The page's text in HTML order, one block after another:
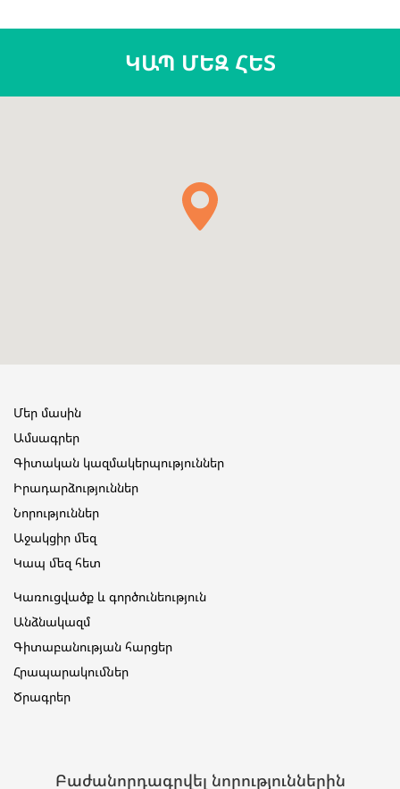
ԿԱՊ ՄԵԶ ՀԵՏ
Մեր մասին
Ամսագրեր
Գիտական կազմակերպություններ
Իրադարձություններ
Նորություններ
Աջակցիր մեզ
Կապ մեզ հետ
Կառուցվածք և գործունեություն
Անձնակազմ
Գիտաբանության հարցեր
Հրապարակումներ
Ծրագրեր
Բաժանորդագրվել նորություններին